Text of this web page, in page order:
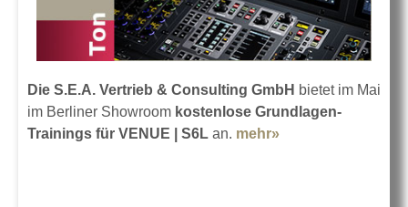
Die S.E.A. Vertrieb & Consulting GmbH bietet im Mai
im Berliner Showroom kostenlose Grundlagen-
Trainings für VENUE | S6L an. mehr»